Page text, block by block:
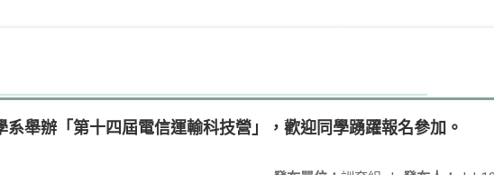
舉辦「第十四屆電信運輸科技營」，歡迎同學踴躍報名參加。